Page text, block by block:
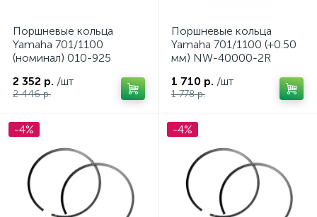
Поршневые кольца
Yamaha 701/1100
(номинал) 010-925
2 352 р. /шт
2 446 р.
Поршневые кольца
Yamaha 701/1100 (+0.50
мм) NW-40000-2R
1 710 р. /шт
1 778 р.
-4% -4%